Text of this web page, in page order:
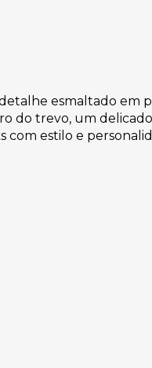
esmaltado em
do trevo, um
com estilo e